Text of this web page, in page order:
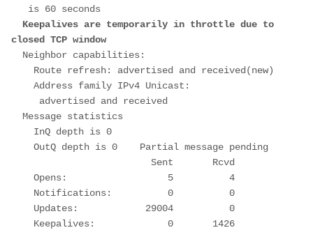
   is 60 seconds
Keepalives are temporarily in throttle due to
closed TCP window
Neighbor capabilities:
Route refresh: advertised and received(new)
Address family IPv4 Unicast:
     advertised and received
Message statistics
InQ depth is 0
OutQ depth is 0    Partial message pending
Sent       Rcvd
Opens:                  5          4
Notifications:          0          0
Updates:            29004          0
Keepalives:             0       1426